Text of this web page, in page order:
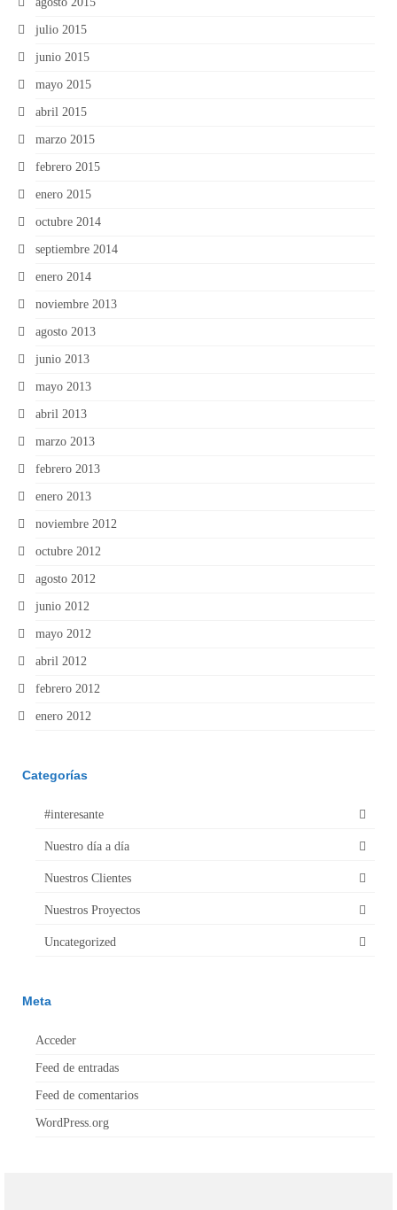
julio 2015
junio 2015
mayo 2015
abril 2015
marzo 2015
febrero 2015
enero 2015
octubre 2014
septiembre 2014
enero 2014
noviembre 2013
agosto 2013
junio 2013
mayo 2013
abril 2013
marzo 2013
febrero 2013
enero 2013
noviembre 2012
octubre 2012
agosto 2012
junio 2012
mayo 2012
abril 2012
febrero 2012
enero 2012
Categorías
#interesante
Nuestro día a día
Nuestros Clientes
Nuestros Proyectos
Uncategorized
Meta
Acceder
Feed de entradas
Feed de comentarios
WordPress.org